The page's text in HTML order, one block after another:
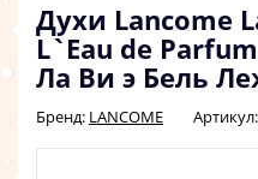
Духи Lancome
L`Eau de
Ла Ви э Бель
Бренд: LANCOME Артикул: